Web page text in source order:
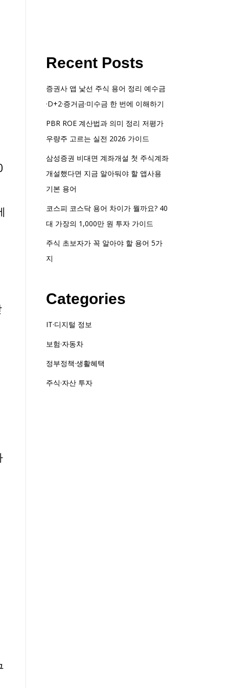
Recent Posts
증권사 앱 낯선 주식 용어 정리 예수금
·D+2·증거금·미수금 한 번에 이해하기
PBR ROE 계산법과 의미 정리 저평가
우량주 고르는 실전 2026 가이드
삼성증권 비대면 계좌개설 첫 주식계좌
개설했다면 지금 알아둬야 할 앱사용
기본 용어
코스피 코스닥 용어 차이가 뭘까요? 40
대 가장의 1,000만 원 투자 가이드
주식 초보자가 꼭 알아야 할 용어 5가
지
Categories
IT·디지털 정보
보험·자동차
정부정책·생활혜택
주식·자산 투자